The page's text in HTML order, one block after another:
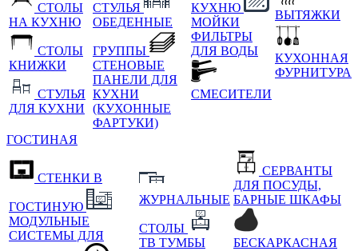
СТОЛЫ
НА КУХНЮ
СТОЛЫ
КНИЖКИ
СТУЛЬЯ
ДЛЯ КУХНИ
СТУЛЬЯ
ОБЕДЕННЫЕ
ГРУППЫ
СТЕНОВЫЕ
ПАНЕЛИ ДЛЯ
КУХНИ
(КУХОННЫЕ
ФАРТУКИ)
КУХНЮ
МОЙКИ
ФИЛЬТРЫ
ДЛЯ ВОДЫ
СМЕСИТЕЛИ
ВЫТЯЖКИ
КУХОННАЯ
ФУРНИТУРА
ГОСТИНАЯ
СТЕНКИ В
ГОСТИНУЮ
МОДУЛЬНЫЕ
СИСТЕМЫ ДЛЯ
ЖУРНАЛЬНЫЕ
СТОЛЫ
ТВ ТУМБЫ
СЕРВАНТЫ
ДЛЯ ПОСУДЫ,
БАРНЫЕ ШКАФЫ
БЕСКАРКАСНАЯ